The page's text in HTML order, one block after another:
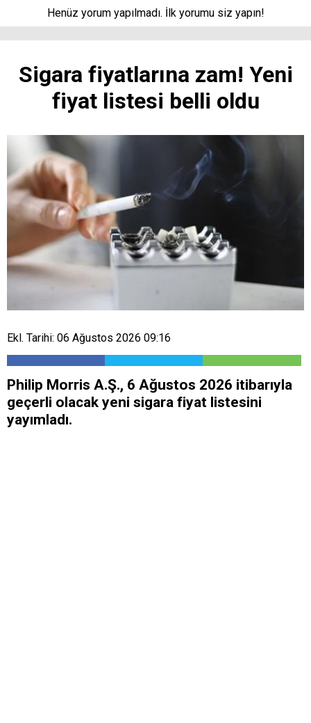
Henüz yorum yapılmadı. İlk yorumu siz yapın!
Sigara fiyatlarına zam! Yeni
fiyat listesi belli oldu
Ekl. Tarihi: 06 Ağustos 2026 09:16
Philip Morris A.Ş., 6 Ağustos 2026 itibarıyla
geçerli olacak yeni sigara fiyat listesini
yayımladı.